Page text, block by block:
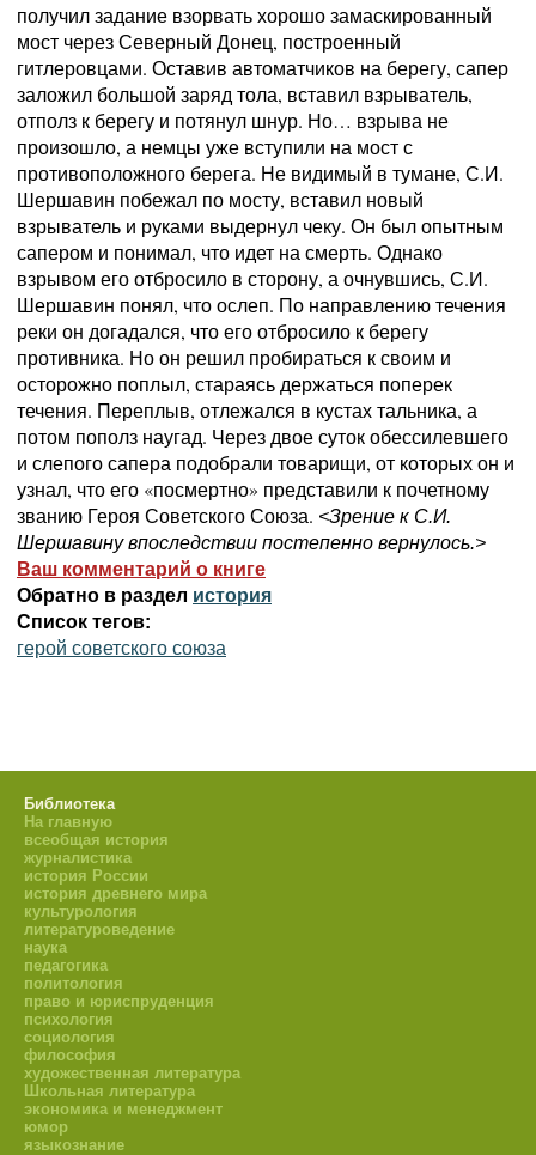
получил задание взорвать хорошо замаскированный
мост через Северный Донец, построенный
гитлеровцами. Оставив автоматчиков на берегу, сапер
заложил большой заряд тола, вставил взрыватель,
отполз к берегу и потянул шнур. Но… взрыва не
произошло, а немцы уже вступили на мост с
противоположного берега. Не видимый в тумане, С.И.
Шершавин побежал по мосту, вставил новый
взрыватель и руками выдернул чеку. Он был опытным
сапером и понимал, что идет на смерть. Однако
взрывом его отбросило в сторону, а очнувшись, С.И.
Шершавин понял, что ослеп. По направлению течения
реки он догадался, что его отбросило к берегу
противника. Но он решил пробираться к своим и
осторожно поплыл, стараясь держаться поперек
течения. Переплыв, отлежался в кустах тальника, а
потом пополз наугад. Через двое суток обессилевшего
и слепого сапера подобрали товарищи, от которых он и
узнал, что его «посмертно» представили к почетному
званию Героя Советского Союза. <Зрение к С.И.
Шершавину впоследствии постепенно вернулось.>
Ваш комментарий о книге
Обратно в раздел история
Список тегов:
герой советского союза
Библиотека
На главную
всеобщая история
журналистика
история России
история древнего мира
культурология
литературоведение
наука
педагогика
политология
право и юриспруденция
психология
социология
философия
художественная литература
Школьная литература
экономика и менеджмент
юмор
языкознание